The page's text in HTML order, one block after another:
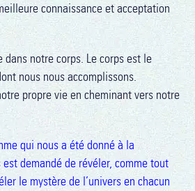
connaissance et acceptation
notre corps. Le corps est le
nous nous accomplissons.
propre vie en cheminant vers notre
qui nous a été donné à la
est demandé de révéler, comme tout
le mystère de l’univers en chacun